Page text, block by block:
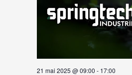
21 mai 2025 @ 09:00 - 17:00